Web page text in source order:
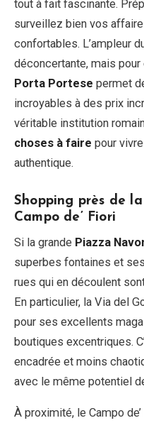
tout à fait fascinante.
surveillez bien vos
confortables. L’ampleur
déconcertante, mais
Porta Portese permet
incroyables à des prix
véritable institution
choses à faire pour
authentique.
Shopping près de
Campo de’ Fiori
Si la grande Piazza
superbes fontaines et
rues qui en découlent
En particulier, la Via del
pour ses excellents
boutiques excentriques.
encadrée et moins
avec le même potentiel
À proximité, le Campo